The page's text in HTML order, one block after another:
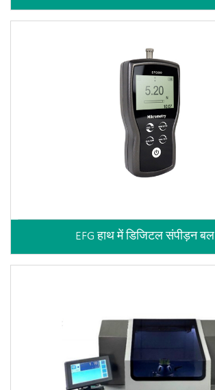
EFG हाथ में डिजिटल संपीड़न